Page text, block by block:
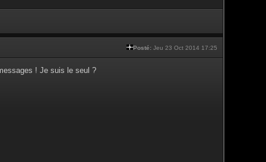
Posté: Jeu 23 Oct 2014 17:25
! Je suis le seul ?